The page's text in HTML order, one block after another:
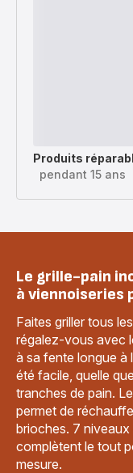
Produits
pendant 15 ans
Le grille-pain
à viennoiseries
Faites griller tous
régalez-vous avec
à sa fente longue à
été facile, quelle
tranches de pain.
permet de
brioches. 7
complètent le tout
mesure.